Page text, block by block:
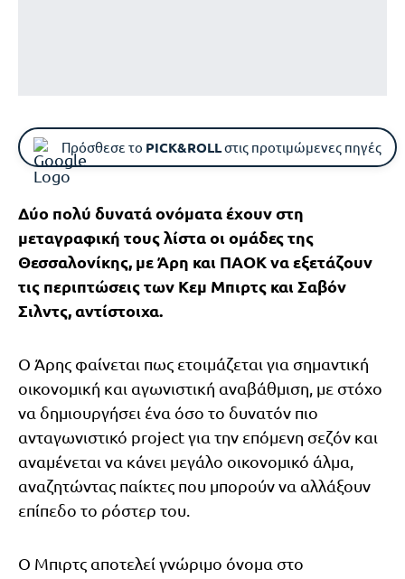
Πρόσθεσε το PICK&ROLLστις προτιμώμενες πηγές
Δύο πολύ δυνατά ονόματα έχουν στη
μεταγραφική τους λίστα οι ομάδες της
Θεσσαλονίκης, με Άρη και ΠΑΟΚ να εξετάζουν
τις περιπτώσεις των Κεμ Μπιρτς και Σαβόν
Σιλντς, αντίστοιχα.
Ο Άρης φαίνεται πως ετοιμάζεται για σημαντική
οικονομική και αγωνιστική αναβάθμιση, με στόχο
να δημιουργήσει ένα όσο το δυνατόν πιο
ανταγωνιστικό project για την επόμενη σεζόν και
αναμένεται να κάνει μεγάλο οικονομικό άλμα,
αναζητώντας παίκτες που μπορούν να αλλάξουν
επίπεδο το ρόστερ του.
Ο Μπιρτς αποτελεί γνώριμο όνομα στο